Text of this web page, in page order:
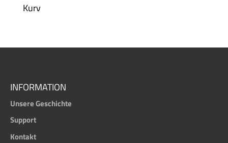
Kurv
INFORMATION
Unsere Geschichte
Support
Kontakt